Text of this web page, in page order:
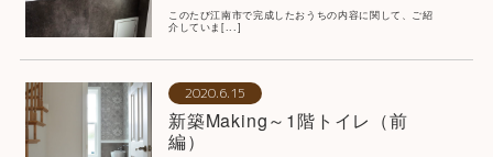
このたび江南市で完成したおうちの内容に関して、ご紹
介していま[...]
2020.6.15
新築Making～1階トイレ（前
編）